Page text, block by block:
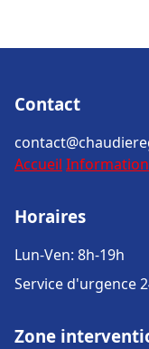
Contact
Accueil
Horaires
Lun-Ven: 8h-19h
Service d'urgence
Zone